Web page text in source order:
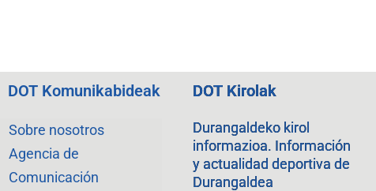
DOT Komunikabideak
Sobre nosotros
Agencia de
Comunicación
DOT Kirolak
Durangaldeko kirol
informazioa. Información
y actualidad deportiva de
Durangaldea